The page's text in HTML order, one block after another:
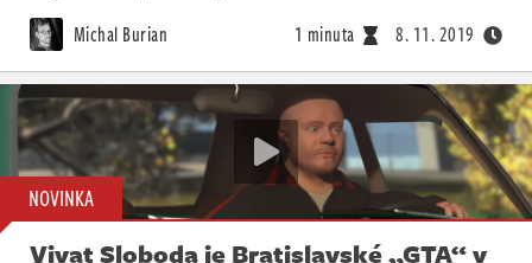
Michal Burian 1 minuta 8. 11. 2019
NOVINKA
Vivat Sloboda je Bratislavské „GTA“ v